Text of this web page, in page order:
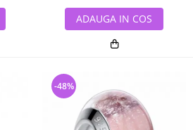
ADAUGA IN COS
-48%